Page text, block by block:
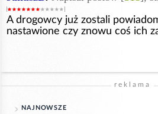
A drogowcy już zostali
nastawione czy znowu coś ich
reklama
NAJNOWSZE